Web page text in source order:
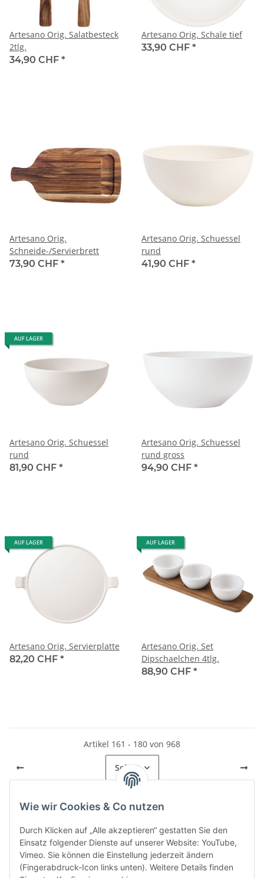
Artesano Orig. Salatbesteck
2tlg.
34,90 CHF *
Artesano Orig. Schale tief
33,90 CHF *
Artesano Orig.
Schneide-/Servierbrett
73,90 CHF *
Artesano Orig. Schuessel
rund
41,90 CHF *
AUF LAGER
Artesano Orig. Schuessel
rund
81,90 CHF *
Artesano Orig. Schuessel
rund gross
94,90 CHF *
AUF LAGER
Artesano Orig. Servierplatte
82,20 CHF *
AUF LAGER
Artesano Orig. Set
Dipschaelchen 4tlg.
88,90 CHF *
Artikel 161 - 180 von 968
Seite9
Kategorien
Wie wir Cookies & Co nutzen
Durch Klicken auf „Alle akzeptieren“ gestatten Sie den
Einsatz folgender Dienste auf unserer Website: YouTube,
Vimeo. Sie können die Einstellung jederzeit ändern
(Fingerabdruck-Icon links unten). Weitere Details finden